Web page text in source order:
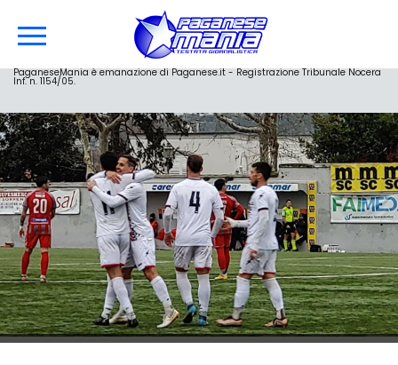
PaganeseMania è emanazione di Paganese.it - Registrazione Tribunale Nocera
Inf. n. 1154/05.